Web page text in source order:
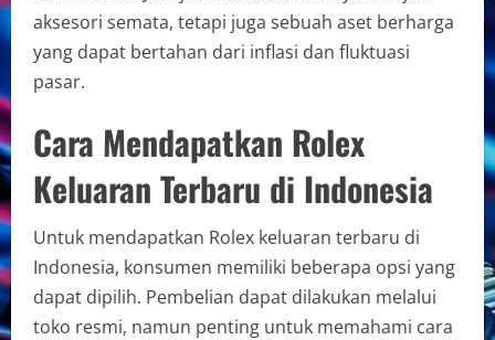
aksesori semata, tetapi juga sebuah aset berharga
yang dapat bertahan dari inflasi dan fluktuasi
pasar.
Cara Mendapatkan Rolex
Keluaran Terbaru di Indonesia
Untuk mendapatkan Rolex keluaran terbaru di
Indonesia, konsumen memiliki beberapa opsi yang
dapat dipilih. Pembelian dapat dilakukan melalui
toko resmi, namun penting untuk memahami cara